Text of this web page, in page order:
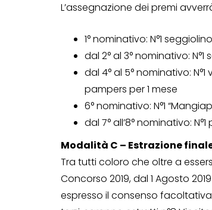
L’assegnazione dei premi
1° nominativo: N°1
dal 2° al 3° nominativo:
dal 4° al 5° nominativo:
pampers per 1 mese
6° nominativo: N°1
dal 7° all’8° nominativo:
Modalità C – Estrazione
Tra tutti coloro che oltre a
Concorso 2019, dal 1 Agosto
espresso il consenso